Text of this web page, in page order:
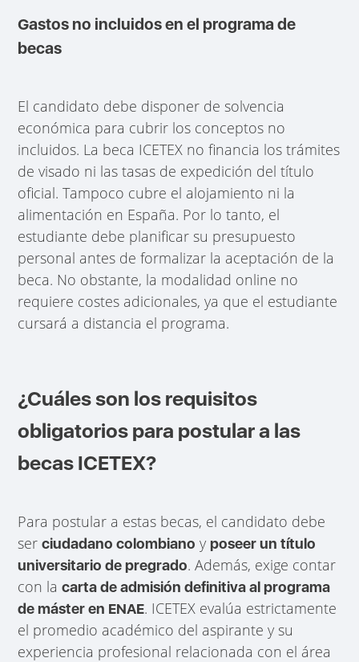
Gastos no incluidos en el programa de
becas
El candidato debe disponer de solvencia
económica para cubrir los conceptos no
incluidos. La beca ICETEX no financia los trámites
de visado ni las tasas de expedición del título
oficial. Tampoco cubre el alojamiento ni la
alimentación en España. Por lo tanto, el
estudiante debe planificar su presupuesto
personal antes de formalizar la aceptación de la
beca. No obstante, la modalidad online no
requiere costes adicionales, ya que el estudiante
cursará a distancia el programa.
¿Cuáles son los requisitos
obligatorios para postular a las
becas ICETEX?
Para postular a estas becas, el candidato debe
serciudadano colombiano yposeer un título
universitario de pregrado. Además, exige contar
con lacarta de admisión definitiva al programa
de máster en ENAE. ICETEX evalúa estrictamente
el promedio académico del aspirante y su
experiencia profesional relacionada con el área